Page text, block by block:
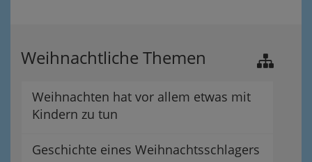
Weihnachtliche Themen
Weihnachten hat vor allem etwas mit
Kindern zu tun
Geschichte eines Weihnachtsschlagers